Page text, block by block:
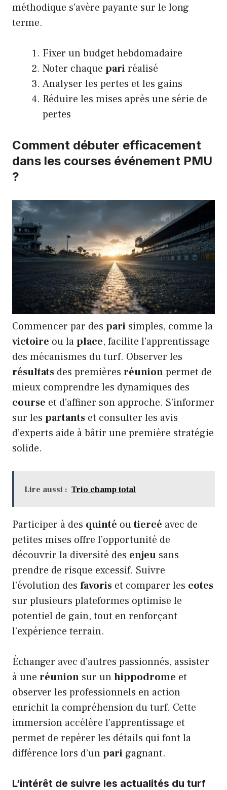
méthodique s’avère payante sur le long
terme.
Fixer un budget hebdomadaire
Noter chaque pariréalisé
Analyser les pertes et les gains
Réduire les mises après une série de
pertes
Comment débuter efficacement
dans les courses événement PMU
?
Commencer par des pari simples, comme la
victoire ou laplace, facilite l’apprentissage
des mécanismes du turf. Observer les
résultats des premières réunionpermet de
mieux comprendre les dynamiques des
course et d’affiner son approche. S’informer
sur les partants et consulter les avis
d’experts aide à bâtir une première stratégie
solide.
Lire aussi : Trio champ total
Participer à des quinté outiercé avec de
petites mises offre l’opportunité de
découvrir la diversité des enjeu sans
prendre de risque excessif. Suivre
l’évolution des favoris et comparer les cotes
sur plusieurs plateformes optimise le
potentiel de gain, tout en renforçant
l’expérience terrain.
Échanger avec d’autres passionnés, assister
à une réunion sur unhippodrome et
observer les professionnels en action
enrichit la compréhension du turf. Cette
immersion accélère l’apprentissage et
permet de repérer les détails qui font la
différence lors d’unpari gagnant.
L’intérêt de suivre les actualités du turf